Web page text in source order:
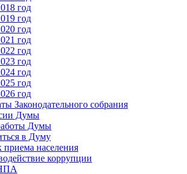
год
год
год
год
год
год
год
год
год
Законодательного собрания
Думы
Думы
в Думу
приема населения
коррупции